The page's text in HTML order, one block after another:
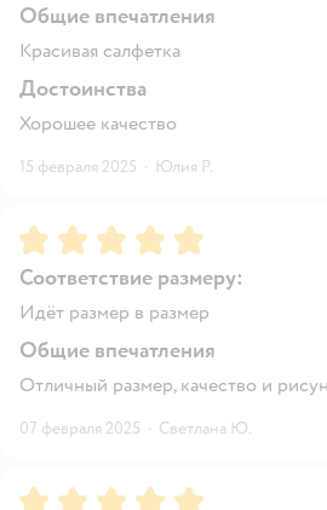
Общие впечатления
Красивая салфетка
Достоинства
Хорошее качество
15 февраля 2025 · Юлия Р.
Рейтинг:5
Соответствие размеру:
Идёт размер в размер
Общие впечатления
Отличный размер, качество и
07 февраля 2025 · Светлана Ю.
Рейтинг:5